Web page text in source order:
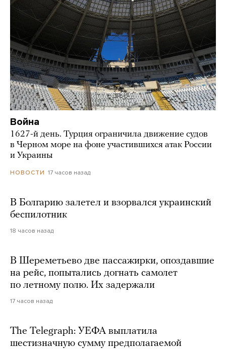
Война
1627-й день. Турция ограничила движение судов
в Черном море на фоне участившихся атак России
и Украины
НОВОСТИ 17 часов назад
В Болгарию залетел и взорвался украинский
беспилотник
18 часов назад
В Шереметьево две пассажирки, опоздавшие
на рейс, попытались догнать самолет
по летному полю. Их задержали
17 часов назад
The Telegraph: УЕФА выплатила
шестизначную сумму предполагаемой